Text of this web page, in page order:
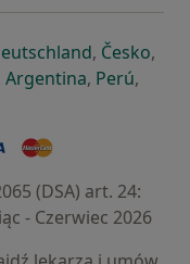
karcie
w nowej karcie
się w nowej
otwiera się
, Česko,
nowej karcie
w nowej karcie
się w nowej
Argentinaotwiera się
, Perú,
(DSA) art. 24:
- Czerwiec 2026